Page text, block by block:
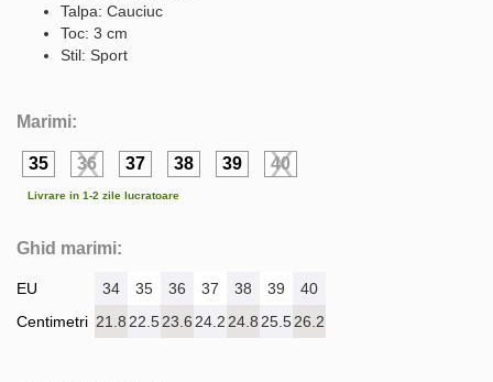
Talpa: Cauciuc
Toc: 3 cm
Stil: Sport
Marimi:
35 36 37 38 39 40
Livrare in 1-2 zile lucratoare
Ghid marimi:
EU
Centimetri
34 35 36 37 38 39
40
21.8 22.523.6 24.2 24.8 25.526.2